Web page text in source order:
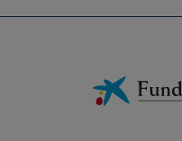
Fundación
La